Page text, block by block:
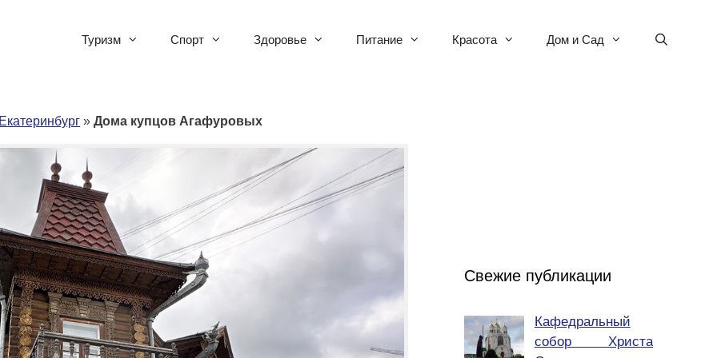
Туризм Спорт Здоровье Питание Красота Дом и Сад
Екатеринбург » Дома купцов Агафуровых
Свежие публикации
Кафедральный
собор Христа